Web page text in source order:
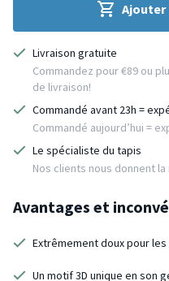
Ajouter
Livraison gratuite
Commandez pour €89 ou
de livraison!
Commandé avant 23h =
Commandé aujourd’hui =
Le spécialiste du tapis
Nos clients nous donnent la
Avantages et
Extrêmement doux pour
Un motif 3D unique en son